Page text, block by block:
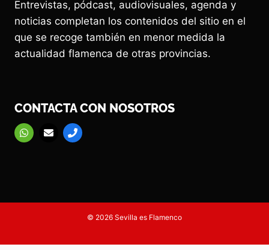
Entrevistas, pódcast, audiovisuales, agenda y
noticias completan los contenidos del sitio en el
que se recoge también en menor medida la
actualidad flamenca de otras provincias.
CONTACTA CON NOSOTROS
© 2026 Sevilla es Flamenco